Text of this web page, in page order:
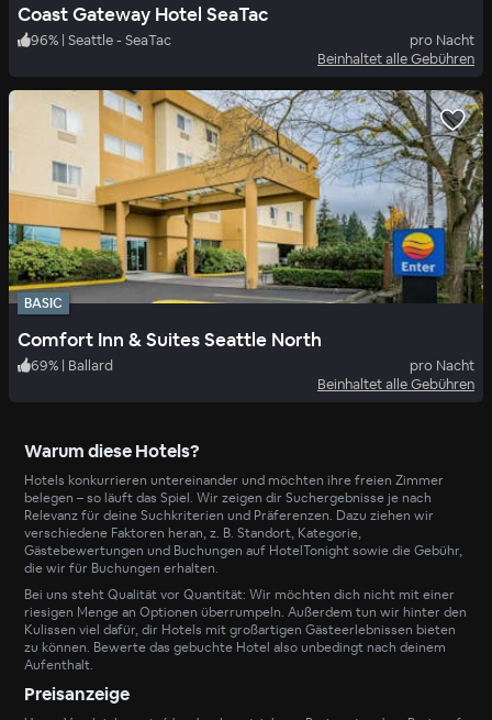
Coast Gateway Hotel SeaTac
96% | Seattle - SeaTac
pro Nacht
Beinhaltet alle Gebühren
BASIC
Comfort Inn & Suites Seattle North
69% | Ballard
pro Nacht
Beinhaltet alle Gebühren
Warum diese Hotels?
Hotels konkurrieren untereinander und möchten ihre freien Zimmer
belegen – so läuft das Spiel. Wir zeigen dir Suchergebnisse je nach
Relevanz für deine Suchkriterien und Präferenzen. Dazu ziehen wir
verschiedene Faktoren heran, z. B. Standort, Kategorie,
Gästebewertungen und Buchungen auf HotelTonight sowie die Gebühr,
die wir für Buchungen erhalten.
Bei uns steht Qualität vor Quantität: Wir möchten dich nicht mit einer
riesigen Menge an Optionen überrumpeln. Außerdem tun wir hinter den
Kulissen viel dafür, dir Hotels mit großartigen Gästeerlebnissen bieten
zu können. Bewerte das gebuchte Hotel also unbedingt nach deinem
Aufenthalt.
Preisanzeige